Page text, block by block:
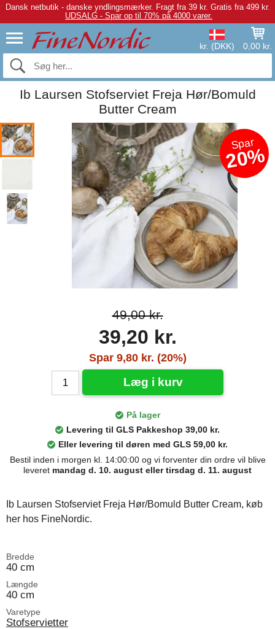
Dansk netbutik - danske yndlingsmærker. Fragt fra 39 kr. Gratis fra 499 kr.
UDSALG - Spar op til 70% på 4000 varer.
kr. (DKK) 0,00 kr.
Ib Laursen Stofserviet Freja Hør/Bomuld
Butter Cream
Spar
20%
49,00 kr.
39,20 kr.
Spar 9,80 kr. (20%)
Læg i kurv
På lager
Levering til GLS Pakkeshop 39,00 kr.
Eller levering til døren med GLS 59,00 kr.
Bestil inden i morgen kl. 14:00:00 og vi forventer din ordre vil blive
leveret mandag d. 10. august eller tirsdag d. 11. august
Ib Laursen Stofserviet Freja Hør/Bomuld Butter Cream, køb
her hos FineNordic.
Bredde
40 cm
Længde
40 cm
Varetype
Stofservietter